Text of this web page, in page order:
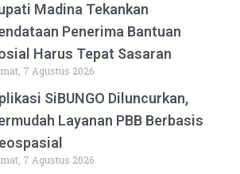
Madina Tekankan
Penerima Bantuan
Harus Tepat Sasaran
7 Agustus 2026
SiBUNGO Diluncurkan,
Layanan PBB Berbasis
7 Agustus 2026